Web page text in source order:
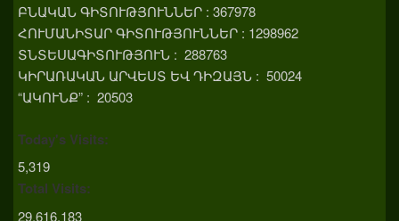
ԲՆԱԿԱՆ ԳԻՏՈՒԹՅՈՒՆՆԵՐ : 367978
ՀՈՒՄԱՆԻՏԱՐ ԳԻՏՈՒԹՅՈՒՆՆԵՐ : 1298962
ՏՆՏԵՍԱԳԻՏՈՒԹՅՈՒՆ : 288763
ԿԻՐԱՌԱԿԱՆ ԱՐՎԵՍՏ ԵՎ ԴԻԶԱՅՆ : 50024
“ԱԿՈՒՆՔ” : 20503
Today's Visits:
5,319
Total Visits:
29,616,183